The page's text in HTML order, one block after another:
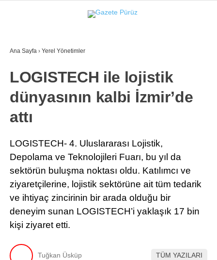
YEREL YÖNETIMLER
GÜNCEL
EKONOMI
SAĞLIK
SPOR
DIĞER
Ana Sayfa › Yerel Yönetimler
LOGISTECH ile lojistik
dünyasının kalbi İzmir’de
attı
LOGISTECH- 4. Uluslararası Lojistik,
Depolama ve Teknolojileri Fuarı, bu yıl da
sektörün buluşma noktası oldu. Katılımcı ve
ziyaretçilerine, lojistik sektörüne ait tüm tedarik
ve ihtiyaç zincirinin bir arada olduğu bir
deneyim sunan LOGISTECH’i yaklaşık 17 bin
kişi ziyaret etti.
Tuğkan Üsküp TÜM YAZILARI